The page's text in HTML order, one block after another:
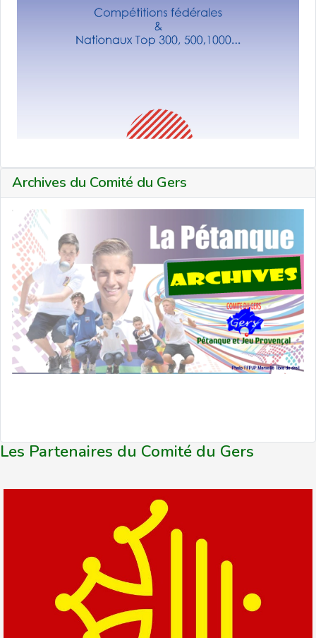
Archives du Comité du Gers
Les Partenaires du Comité du Gers